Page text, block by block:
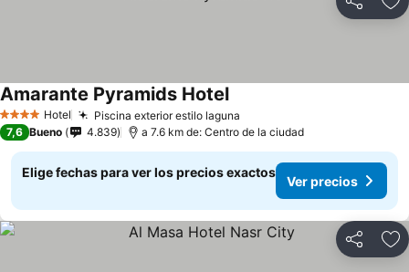
Compartir
4 EstrellasHotel Piscina exterior estilo laguna
Amarante Pyramids Hotel
7,6 Bueno 4.839 a 7.6 km de: Centro de la ciudad
Elige fechas para ver los precios exactos
Ver precios
Compartir